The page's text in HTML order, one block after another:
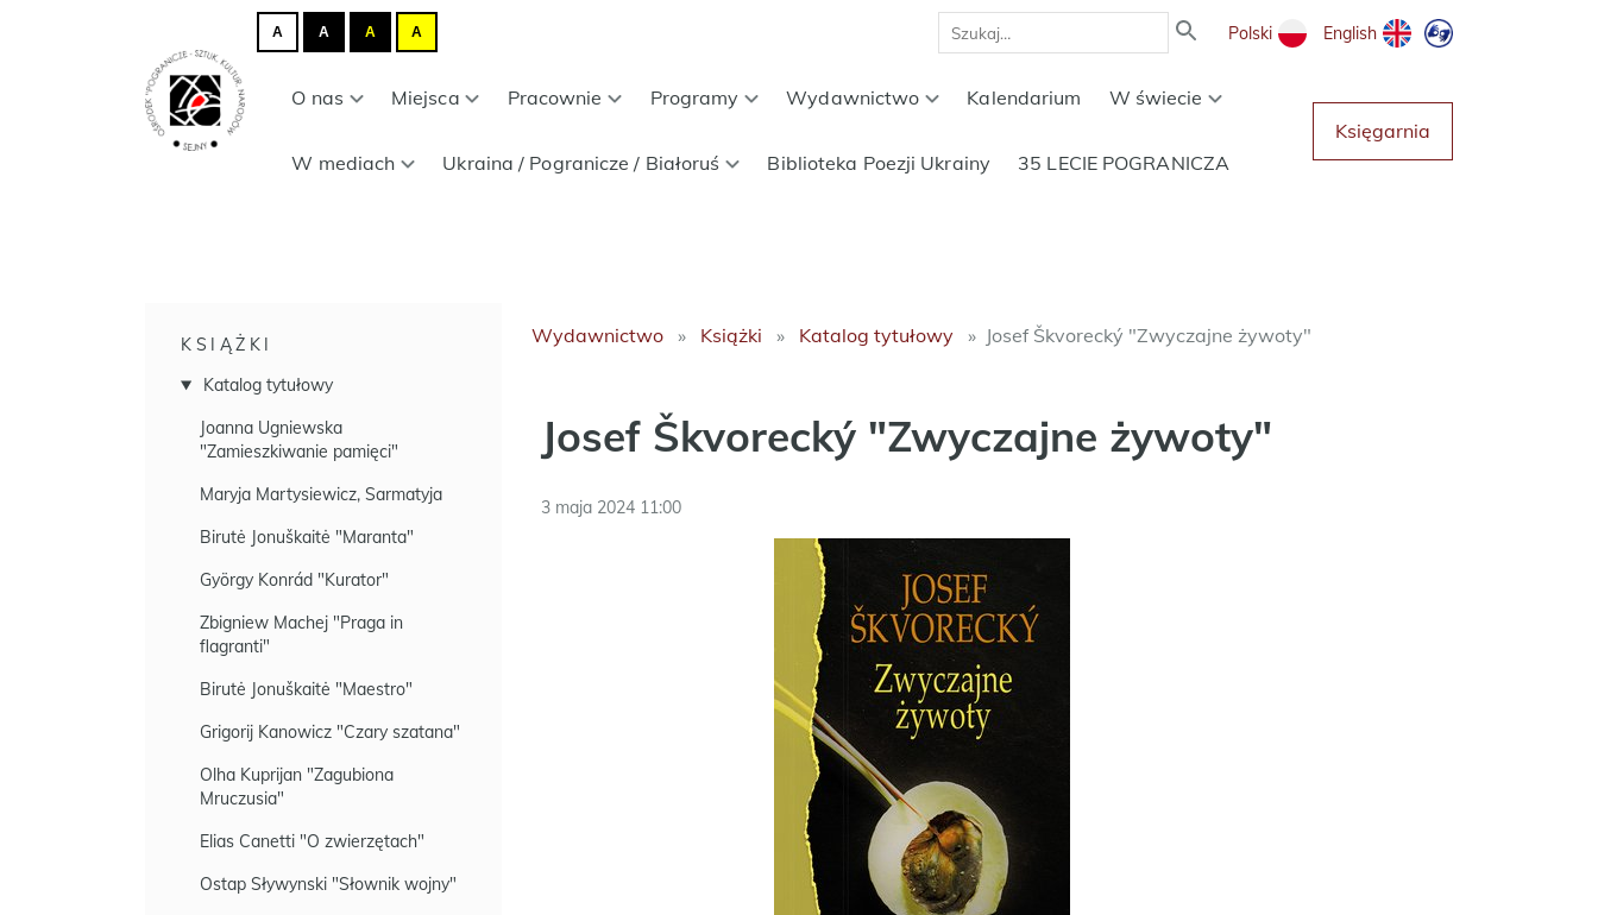
A A A A Polski English
O nas Miejsca Pracownie Programy Wydawnictwo Kalendarium W świecie
W mediach Ukraina / Pogranicze / Białoruś Biblioteka Poezji Ukrainy 35 LECIE POGRANICZA
Księgarnia
KSIĄŻKI
Katalog tytułowy
Joanna Ugniewska
"Zamieszkiwanie pamięci"
Maryja Martysiewicz, Sarmatyja
Birutė Jonuškaitė "Maranta"
György Konrád "Kurator"
Zbigniew Machej "Praga in
flagranti"
Birutė Jonuškaitė "Maestro"
Grigorij Kanowicz "Czary szatana"
Olha Kuprijan "Zagubiona
Mruczusia"
Elias Canetti "O zwierzętach"
Ostap Sływynski "Słownik wojny"
Wydawnictwo Książki Katalog tytułowy Josef Škvorecký "Zwyczajne żywoty"
Josef Škvorecký "Zwyczajne żywoty"
3 maja 2024 11:00